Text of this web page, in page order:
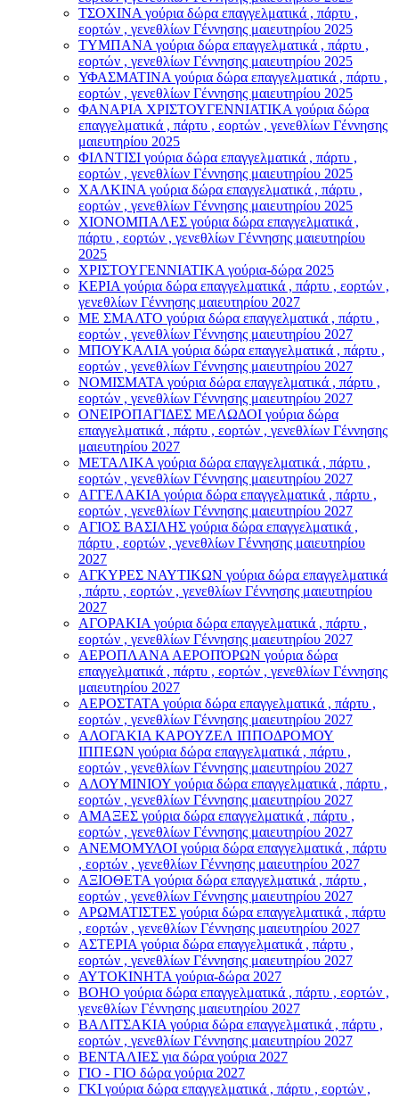
ΤΣΟΧΙΝΑ γούρια δώρα επαγγελματικά , πάρτυ ,
εορτών , γενεθλίων Γέννησης μαιευτηρίου 2025
ΤΥΜΠΑΝΑ γούρια δώρα επαγγελματικά , πάρτυ ,
εορτών , γενεθλίων Γέννησης μαιευτηρίου 2025
ΥΦΑΣΜΑΤΙΝΑ γούρια δώρα επαγγελματικά , πάρτυ ,
εορτών , γενεθλίων Γέννησης μαιευτηρίου 2025
ΦΑΝΑΡΙΑ ΧΡΙΣΤΟΥΓΕΝΝΙΑΤΙΚΑ γούρια δώρα
επαγγελματικά , πάρτυ , εορτών , γενεθλίων Γέννησης
μαιευτηρίου 2025
ΦΙΛΝΤΙΣΙ γούρια δώρα επαγγελματικά , πάρτυ ,
εορτών , γενεθλίων Γέννησης μαιευτηρίου 2025
ΧΑΛΚΙΝΑ γούρια δώρα επαγγελματικά , πάρτυ ,
εορτών , γενεθλίων Γέννησης μαιευτηρίου 2025
ΧΙΟΝΟΜΠΑΛΕΣ γούρια δώρα επαγγελματικά ,
πάρτυ , εορτών , γενεθλίων Γέννησης μαιευτηρίου
2025
ΧΡΙΣΤΟΥΓΕΝΝΙΑΤΙΚΑ γούρια-δώρα 2025
ΚΕΡΙΑ γούρια δώρα επαγγελματικά , πάρτυ , εορτών ,
γενεθλίων Γέννησης μαιευτηρίου 2027
ΜΕ ΣΜΑΛΤΟ γούρια δώρα επαγγελματικά , πάρτυ ,
εορτών , γενεθλίων Γέννησης μαιευτηρίου 2027
ΜΠΟΥΚΑΛΙΑ γούρια δώρα επαγγελματικά , πάρτυ ,
εορτών , γενεθλίων Γέννησης μαιευτηρίου 2027
ΝΟΜΙΣΜΑΤΑ γούρια δώρα επαγγελματικά , πάρτυ ,
εορτών , γενεθλίων Γέννησης μαιευτηρίου 2027
ΟΝΕΙΡΟΠΑΓΙΔΕΣ ΜΕΛΩΔΟΙ γούρια δώρα
επαγγελματικά , πάρτυ , εορτών , γενεθλίων Γέννησης
μαιευτηρίου 2027
ΜΕΤΑΛΙΚΑ γούρια δώρα επαγγελματικά , πάρτυ ,
εορτών , γενεθλίων Γέννησης μαιευτηρίου 2027
ΑΓΓΕΛΑΚΙΑ γούρια δώρα επαγγελματικά , πάρτυ ,
εορτών , γενεθλίων Γέννησης μαιευτηρίου 2027
ΑΓΙΟΣ ΒΑΣΙΛΗΣ γούρια δώρα επαγγελματικά ,
πάρτυ , εορτών , γενεθλίων Γέννησης μαιευτηρίου
2027
ΑΓΚΥΡΕΣ ΝΑΥΤΙΚΩΝ γούρια δώρα επαγγελματικά
, πάρτυ , εορτών , γενεθλίων Γέννησης μαιευτηρίου
2027
ΑΓΟΡΑΚΙΑ γούρια δώρα επαγγελματικά , πάρτυ ,
εορτών , γενεθλίων Γέννησης μαιευτηρίου 2027
ΑΕΡΟΠΛΑΝΑ ΑΕΡΟΠΌΡΩΝ γούρια δώρα
επαγγελματικά , πάρτυ , εορτών , γενεθλίων Γέννησης
μαιευτηρίου 2027
ΑΕΡΟΣΤΑΤΑ γούρια δώρα επαγγελματικά , πάρτυ ,
εορτών , γενεθλίων Γέννησης μαιευτηρίου 2027
ΑΛΟΓΑΚΙΑ ΚΑΡΟΥΖΕΛ ΙΠΠΟΔΡΟΜΟΥ
ΙΠΠΕΩΝ γούρια δώρα επαγγελματικά , πάρτυ ,
εορτών , γενεθλίων Γέννησης μαιευτηρίου 2027
ΑΛΟΥΜΙΝΙΟΥ γούρια δώρα επαγγελματικά , πάρτυ ,
εορτών , γενεθλίων Γέννησης μαιευτηρίου 2027
ΑΜΑΞΕΣ γούρια δώρα επαγγελματικά , πάρτυ ,
εορτών , γενεθλίων Γέννησης μαιευτηρίου 2027
ΑΝΕΜΟΜΥΛΟI γούρια δώρα επαγγελματικά , πάρτυ
, εορτών , γενεθλίων Γέννησης μαιευτηρίου 2027
ΑΞΙΟΘΕΤΑ γούρια δώρα επαγγελματικά , πάρτυ ,
εορτών , γενεθλίων Γέννησης μαιευτηρίου 2027
ΑΡΩΜΑΤΙΣΤΕΣ γούρια δώρα επαγγελματικά , πάρτυ
, εορτών , γενεθλίων Γέννησης μαιευτηρίου 2027
ΑΣΤΕΡIA γούρια δώρα επαγγελματικά , πάρτυ ,
εορτών , γενεθλίων Γέννησης μαιευτηρίου 2027
ΑΥΤΟΚΙΝΗΤΑ γούρια-δώρα 2027
ΒOHO γούρια δώρα επαγγελματικά , πάρτυ , εορτών ,
γενεθλίων Γέννησης μαιευτηρίου 2027
ΒΑΛΙΤΣΑΚΙΑ γούρια δώρα επαγγελματικά , πάρτυ ,
εορτών , γενεθλίων Γέννησης μαιευτηρίου 2027
ΒΕΝΤΑΛΙΕΣ για δώρα γούρια 2027
ΓΙΟ - ΓΙΟ δώρα γούρια 2027
ΓΚΙ γούρια δώρα επαγγελματικά , πάρτυ , εορτών ,